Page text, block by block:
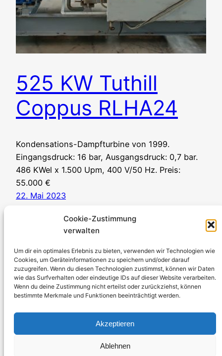
Cookie-Zustimmung
verwalten
Um dir ein optimales Erlebnis zu bieten, verwenden wir Technologien wie
Cookies, um Geräteinformationen zu speichern und/oder darauf
zuzugreifen. Wenn du diesen Technologien zustimmst, können wir Daten
wie das Surfverhalten oder eindeutige IDs auf dieser Website verarbeiten.
Wenn du deine Zustimmung nicht erteilst oder zurückziehst, können
bestimmte Merkmale und Funktionen beeinträchtigt werden.
Akzeptieren
Ablehnen
525 KW Tuthill
Coppus RLHA24
Kondensations-Dampfturbine von 1999.
Eingangsdruck: 16 bar, Ausgangsdruck: 0,7 bar.
486 KWel x 1.500 Upm, 400 V/50 Hz. Preis:
55.000 €
22. Mai 2023
Stromerzeuger-Discount.de
Kürtener Straße 13, D-51465 Bergisch Gladbach
Vertriebsbeauftragter: Michael Jochmann
Telefon: 0049 2202 2492256